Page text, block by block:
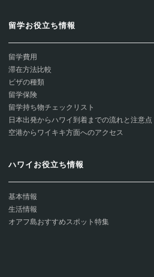
留学お役立ち情報
留学費用
滞在方法比較
ビザの種類
留学保険
留学持ち物チェックリスト
日本出発からハワイ到着までの流れと注意点
空港からワイキキ方面へのアクセス
ハワイお役立ち情報
基本情報
生活情報
オアフ島おすすめスポット特集